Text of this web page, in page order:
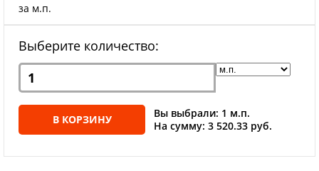
за м.п.
Выберите количество:
В КОРЗИНУ
Вы выбрали: 1 м.п.
На сумму: 3 520.33 руб.